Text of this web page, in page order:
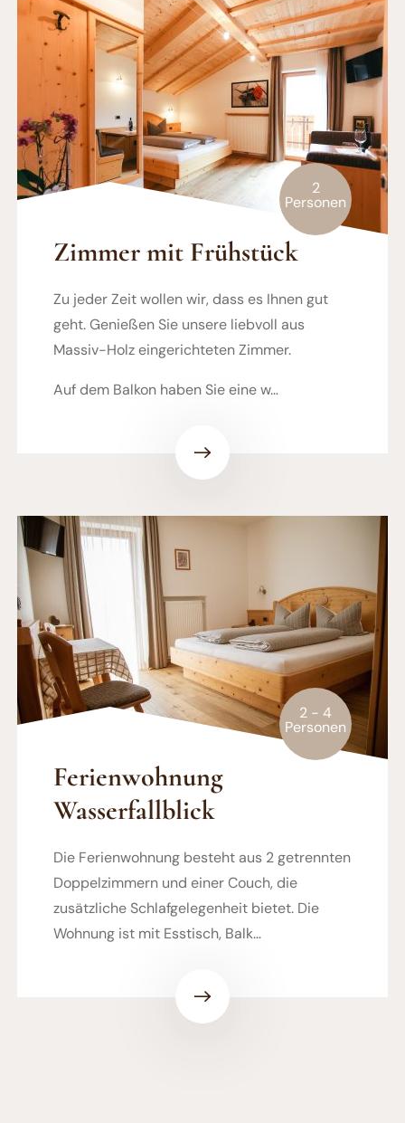
2
Personen
Zimmer mit Frühstück
Zu jeder Zeit wollen wir, dass es Ihnen gut
geht. Genießen Sie unsere liebvoll aus
Massiv-Holz eingerichteten Zimmer.
Auf dem Balkon haben Sie eine w…
2 - 4
Personen
Ferienwohnung
Wasserfallblick
Die Ferienwohnung besteht aus 2 getrennten
Doppelzimmern und einer Couch, die
zusätzliche Schlafgelegenheit bietet. Die
Wohnung ist mit Esstisch, Balk…